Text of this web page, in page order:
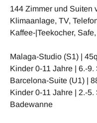
144 Zimmer und Suiten
Klimaanlage, TV,
Kaffee-|Teekocher,
Malaga-Studio (S1) |
Kinder 0-11 Jahre | 6.-9.
Barcelona-Suite (U1) |
Kinder 0-11 Jahre | 2.-
Badewanne